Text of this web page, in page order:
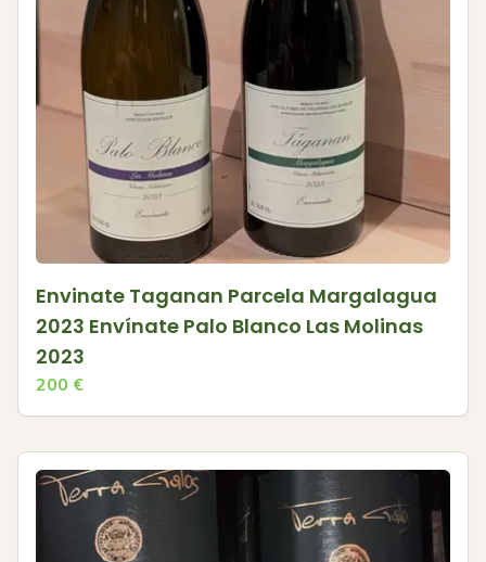
Envinate Taganan Parcela Margalagua
2023 Envínate Palo Blanco Las Molinas
2023
200 €